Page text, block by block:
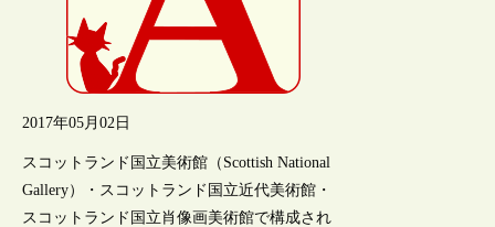
2017年05月02日
スコットランド国立美術館（Scottish National
Gallery）・スコットランド国立近代美術館・
スコットランド国立肖像画美術館で構成され